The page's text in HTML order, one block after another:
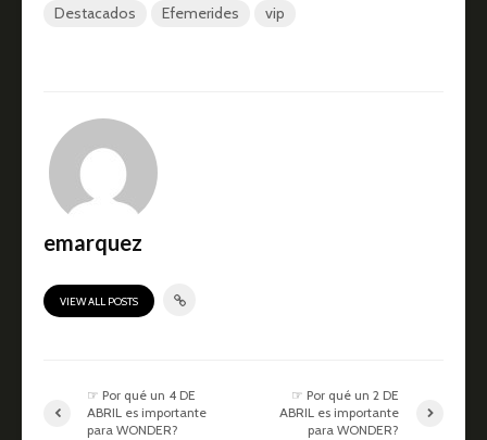
Destacados Efemerides vip
emarquez
VIEW ALL POSTS
☞ Por qué un 4 DE
ABRIL es importante
para WONDER?
☞ Por qué un 2 DE
ABRIL es importante
para WONDER?